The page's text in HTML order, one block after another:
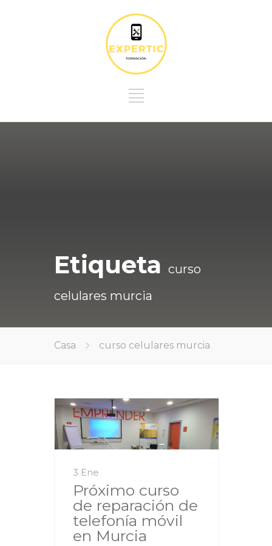
Etiqueta curso
celulares murcia
Casa curso celulares murcia
3 Ene
Próximo curso
de reparación de
telefonía móvil
en Murcia